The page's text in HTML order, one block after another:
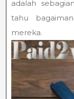
adalah
tahu
mereka.